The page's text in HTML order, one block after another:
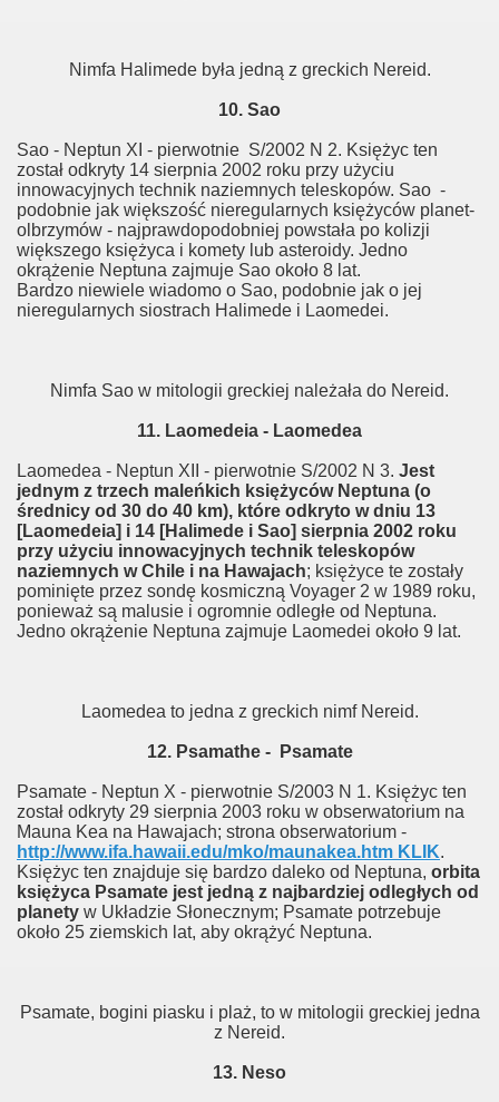
Nimfa Halimede była jedną z greckich Nereid.
10. Sao
Sao - Neptun XI - pierwotnie S/2002 N 2. Księżyc ten
został odkryty 14 sierpnia 2002 roku przy użyciu
innowacyjnych technik naziemnych teleskopów. Sao -
podobnie jak większość nieregularnych księżyców planet-
olbrzymów - najprawdopodobniej powstała po kolizji
większego księżyca i komety lub asteroidy. Jedno
okrążenie Neptuna zajmuje Sao około 8 lat.
Bardzo niewiele wiadomo o Sao, podobnie jak o jej
nieregularnych siostrach Halimede i Laomedei.
Nimfa Sao w mitologii greckiej należała do Nereid.
11. Laomedeia - Laomedea
Laomedea - Neptun XII - pierwotnie S/2002 N 3. Jest
jednym z trzech maleńkich księżyców Neptuna (o
średnicy od 30 do 40 km), które odkryto w dniu 13
[Laomedeia] i 14 [Halimede i Sao] sierpnia 2002 roku
przy użyciu innowacyjnych technik teleskopów
naziemnych w Chile i na Hawajach; księżyce te zostały
pominięte przez sondę kosmiczną Voyager 2 w 1989 roku,
ponieważ są malusie i ogromnie odległe od Neptuna.
Jedno okrążenie Neptuna zajmuje Laomedei około 9 lat.
Laomedea to jedna z greckich nimf Nereid.
12. Psamathe - Psamate
Psamate - Neptun X - pierwotnie S/2003 N 1. Księżyc ten
został odkryty 29 sierpnia 2003 roku w obserwatorium na
Mauna Kea na Hawajach; strona obserwatorium -
http://www.ifa.hawaii.edu/mko/maunakea.htm KLIK.
Księżyc ten znajduje się bardzo daleko od Neptuna, orbita
księżyca Psamate jest jedną z najbardziej odległych od
planety w Układzie Słonecznym; Psamate potrzebuje
około 25 ziemskich lat, aby okrążyć Neptuna.
Psamate, bogini piasku i plaż, to w mitologii greckiej jedna
z Nereid.
13. Neso